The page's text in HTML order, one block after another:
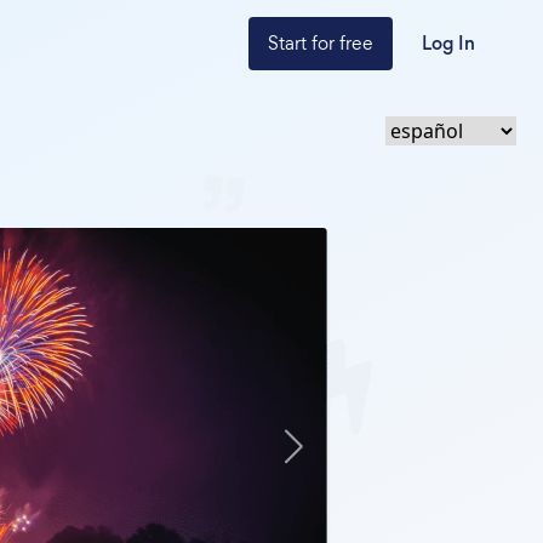
Start for free Log In